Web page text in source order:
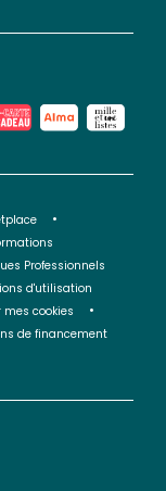
Professionnels
d'utilisation
mes cookies
de financement